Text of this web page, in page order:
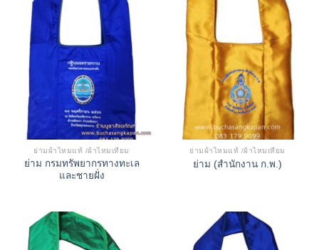
ย่ามผ้าไหมแท้ /ผ้าไหมเทียม
ย่าม กรมทรัพยากรทางทะเล
และชายฝั่ง
ย่ามผ้าไหมแท้ /ผ้าไหมเทียม
ย่าม (สำนักงาน ก.พ.)